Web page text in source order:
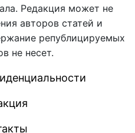
Редакция может не
авторов статей и
републицируемых
не несет.